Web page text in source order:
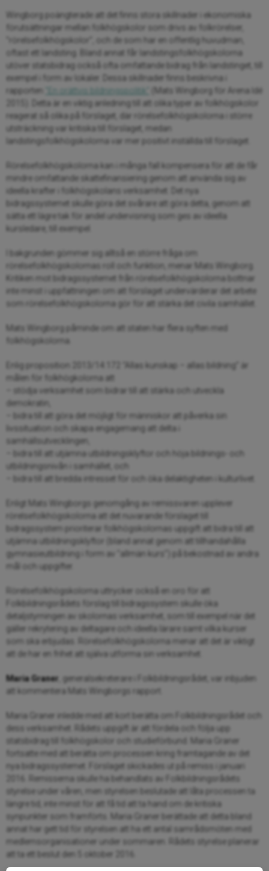
Wingborg poängterade att det finns stora skillnader i ekonomiska
förutsättningar mellan folkhögskolor som drivs av folkrörelser,
”rörelsefolkhögskolor”, och de som har en offentlig huvudman,
oftast ett landsting. Bland annat får landstingsfolkhögskolorna
utöver statsbidrag också ofta omfattande bidrag från landstinget, till
exempel i form av lokaler. Dessa skillnader finns beskrivna i
rapporten
”En orättvis bildningspolitik”
(Mats Wingborg för Arena Idé
2015). Detta är en viktig anledning till att olika typer av folkhögskolor
reagerat så olika på förslaget, där rörelsefolkhögskolorna i större
utsträckning var kritiska till förslaget, medan
landstingsfolkhögskolorna var mer positivt inställda till förslaget.
Rörelsefolkhögskolorna kan i många fall kompensera för att de får
mindre omfattande skattefinansiering genom att använda sig av
ideella krafter i folkhögskolans verksamhet. Det nya
bidragssystemet skulle göra det svårare att göra detta, genom att
sätta ett lägre tak för andel undervisning som ges av ideella
kursledare, till exempel.
I bakgrunden gömmer sig alltså en större fråga om
rörelsefolkhögskolornas roll och funktion, menar Mats Wingborg.
Kritiken mot bidragssystemet från rörelsefolkhögskolorna bottnar
inte minst i uppfattningen om att förslaget undervärderar det arbete
som rörelsefolkhögskolorna gör för att stärka det civila samhället.
Mats Wingborg påminde om att staten har flera syften med
folkhögskolorna.
Enlig proposition 2013/14:172 “Allas kunskap – allas bildning” är
målen för folkhögkolorna att
– stödja verksamhet som bidrar till att stärka och utveckla
demokratin,
– bidra till att göra det möjligt för människor att påverka sin
livssituation och skapa engagemang att delta i
samhällsutvecklingen,
– bidra till att utjämna utbildningsklyftor och höja bildnings- och
utbildningsnivån i samhället, och
– bidra till att bredda intresset för och öka delaktigheten i kulturlivet.
Enligt Mats Wingborgs genomgång av remissvaren upplever
rörelsefolkhögskolorna att det nuvarande förslaget till
bidragssystem prioriterar folkhögskolornas uppgift att bidra till att
utjämna utbildningsklyftor (bland annat genom att tillhandahålla
gymnasieutbildning i form av ”allmän kurs”) på bekostnad av andra
mål och uppgifter.
Rörelsefolkhögskolorna uttrycker också en oro för att
Folkbildningsrådets förslag till bidragssystem skulle öka
detaljstyrningen av skolornas verksamhet, som till exempel när det
gäller rekrytering av deltagare och ideella lärare samt vilka kurser
som ska erbjudas. Rörelsefolkhögskolorna menar att det är viktigt
att de har en frihet att själva utforma sin verksamhet.
Maria Graner , generalsekreterare i Folkbildningsrådet, var inbjuden
att kommentera Mats Wingborgs rapport.
Maria Graner inledde med att kort berätta om Folkbildningsrådet och
dess verksamhet. Rådets uppgift är att fördela och följa upp
statsbidrag till folkhögskolor och studieförbund. Maria Graner
fortsatte med att berätta om processen kring framtagande av det
nya bidragssystemet. Förslaget skickades ut på remiss i januari
2016. Remisserna skulle ha behandlats av Folkbildningsrådets
styrelse under våren, men styrelsen beslutade att låta processen ta
längre tid, inte minst för att få tid att ta hand om de kritiska
synpunkter som framförts. Maria Graner berättade att detta bland
annat har gett tid för styrelsen att ha ett antal samrådsmöten med
medlemsorganisationer under sommaren. Rådets styrelse planerar
att ta ett beslut den 5 oktober 2016.